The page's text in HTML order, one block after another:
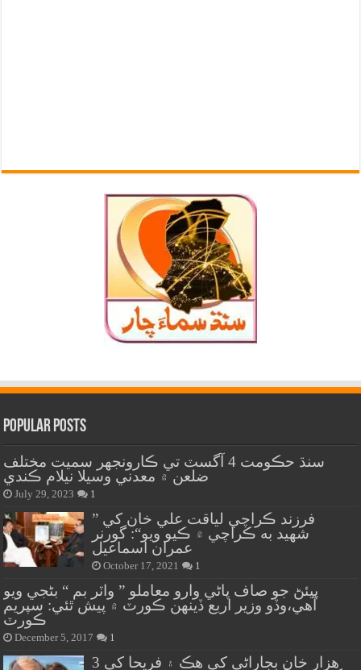
Popular Posts
سنڌ حڪومت 4 آگسٽ تي ڪارونجهر سميت مختلف
ضلعن ۾ معدني وسيلا نيلام ڪندي
July 29, 2023 1
” فرزند ڪراچي لياقت علي خان کي
شهيد به ڪراچي ۾ ڪيو ويو“: گورنر
عمران اسماعيل
October 17, 2021 1
پيئڻ جو صاف پاڻي وارو معاملو ” واٽر بم “ بڻجي ويو
آهي،وڏو وزير اربع ڏينهن ڪورٽ ۾ پيش ٿئي: سپريم
ڪورٽ
December 5, 2017 1
هزار خان بجاراڻي کي هڪ ۽ فريحا کي 3